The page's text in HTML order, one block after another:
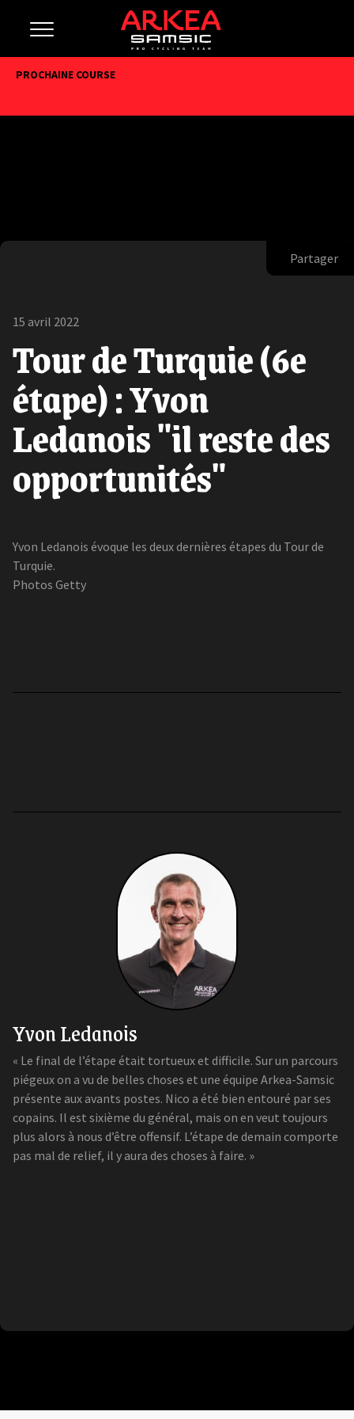
PROCHAINE COURSE
Partager
15 avril 2022
Tour de Turquie (6e
étape) : Yvon
Ledanois "il reste des
opportunités"
Yvon Ledanois évoque les deux dernières étapes du Tour de
Turquie.
Photos Getty
Yvon Ledanois
« Le final de l’étape était tortueux et difficile. Sur un parcours
piégeux on a vu de belles choses et une équipe Arkea-Samsic
présente aux avants postes. Nico a été bien entouré par ses
copains. Il est sixième du général, mais on en veut toujours
plus alors à nous d’être offensif. L’étape de demain comporte
pas mal de relief, il y aura des choses à faire. »